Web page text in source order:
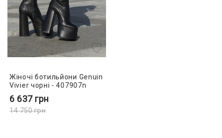
Жіночі ботильйони Genuin
Vivier чорні - 407907n
6 637 грн
14 750грн